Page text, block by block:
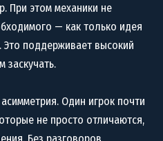
При этом механики не
— как только идея
Это поддерживает высокий
заскучать.
Один игрок почти
не просто отличаются,